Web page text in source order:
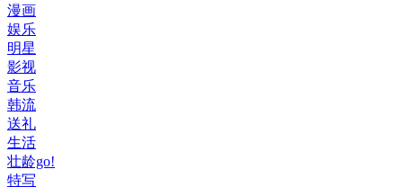
漫画
娱乐
明星
影视
音乐
韩流
送礼
生活
壮龄go!
特写